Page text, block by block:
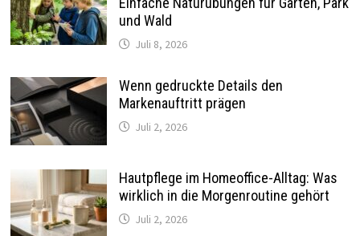
und Wald
Juli 8, 2026
Wenn gedruckte Details den
Markenauftritt prägen
Juli 2, 2026
Hautpflege im Homeoffice-Alltag: Was
wirklich in die Morgenroutine gehört
Juli 2, 2026